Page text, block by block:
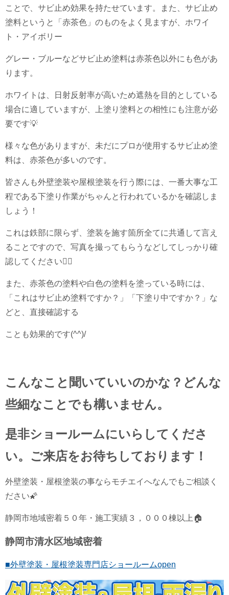
ことで、サビ止め効果を持たせています。また、サビ止め
塗料というと「赤茶色」のものをよく見ますが、ホワイ
ト・アイボリー
グレー・ブルーなどサビ止め塗料は赤茶色以外にも色があ
ります。
ホワイトは、日射反射率が高いため遮熱を目的としている
場合に適していますが、上塗り塗料との相性にも注意が必
要です💡
様々な色がありますが、未だにプロが使用するサビ止め塗
料は、赤茶色が多いのです。
皆さんも外壁塗装や屋根塗装を行う際には、一番大事な工
程である下塗り作業がちゃんと行われているかを確認しま
しょう！
これは鉄部に限らず、塗装を施す箇所全てに共通して言え
ることですので、写真を撮ってもらうなどしてしっかり確
認してください✊🏻
また、赤茶色の塗料や白色の塗料を塗っている時には、
「これはサビ止め塗料ですか？」「下塗り中ですか？」な
どと、直接確認する
ことも効果的です(^^)/
こんなこと聞いていいのかな？どんな
些細なことでも構いません。
是非ショールームにいらしてくださ
い。ご来店をお待ちしております！
外壁塗装・屋根塗装の事ならモチエイへなんでもご相談く
ださい🌠
静岡市地域密着５０年・施工実績３，０００棟以上🏠
静岡市清水区地域密着
■外壁塗装・屋根塗装専門店ショールームopen